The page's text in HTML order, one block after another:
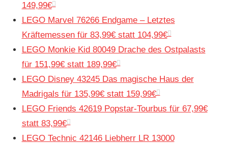
149,99€
LEGO Marvel 76266 Endgame – Letztes
Kräftemessen für 83,99€ statt 104,99€
LEGO Monkie Kid 80049 Drache des Ostpalasts
für 151,99€ statt 189,99€
LEGO Disney 43245 Das magische Haus der
Madrigals für 135,99€ statt 159,99€
LEGO Friends 42619 Popstar-Tourbus für 67,99€
statt 83,99€
LEGO Technic 42146 Liebherr LR 13000